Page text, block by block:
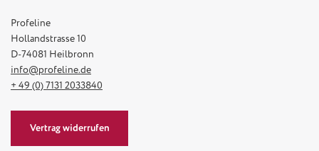
Profeline
Hollandstrasse 10
D-74081 Heilbronn
info@profeline.de
+ 49 (0) 7131 2033840
Vertrag widerrufen